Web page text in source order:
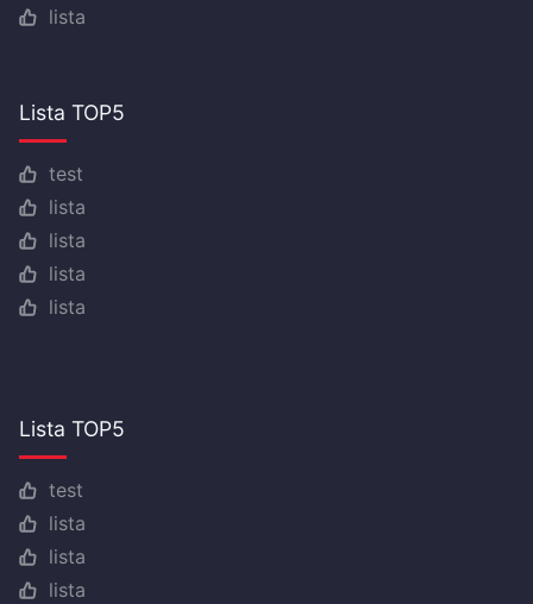
lista
Lista TOP5
test
lista
lista
lista
lista
Lista TOP5
test
lista
lista
lista